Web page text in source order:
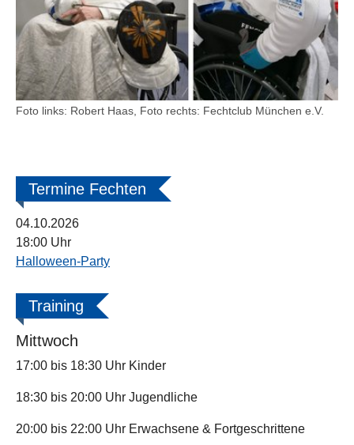
Foto links: Robert Haas, Foto rechts: Fechtclub München e.V.
Termine Fechten
04.10.2026
18:00 Uhr
Halloween-Party
Training
Mittwoch
17:00 bis 18:30 Uhr Kinder
18:30 bis 20:00 Uhr Jugendliche
20:00 bis 22:00 Uhr Erwachsene & Fortgeschrittene